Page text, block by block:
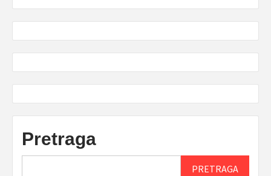
Pretraga
PRETRAGA